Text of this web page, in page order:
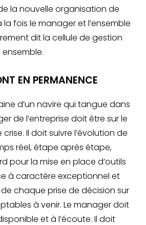
la nouvelle organisation de
fois le manager et l’ensemble
dit la cellule de gestion
EN PERMANENCE
d’un navire qui tangue dans
de l’entreprise doit être sur le
Il doit suivre l’évolution de
réel, étape après étape,
pour la mise en place d’outils
à caractère exceptionnel et
chaque prise de décision sur
à venir. Le manager doit
et à l’écoute. Il doit